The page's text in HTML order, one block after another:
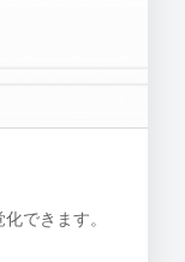
できます。